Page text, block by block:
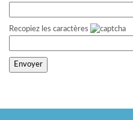
Recopiez les caractères